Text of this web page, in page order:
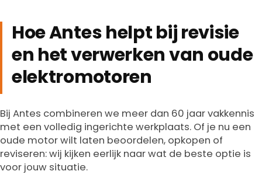
Hoe Antes helpt bij revisie
en het verwerken van oude
elektromotoren
Bij Antes combineren we meer dan 60 jaar vakkennis
met een volledig ingerichte werkplaats. Of je nu een
oude motor wilt laten beoordelen, opkopen of
reviseren: wij kijken eerlijk naar wat de beste optie is
voor jouw situatie.